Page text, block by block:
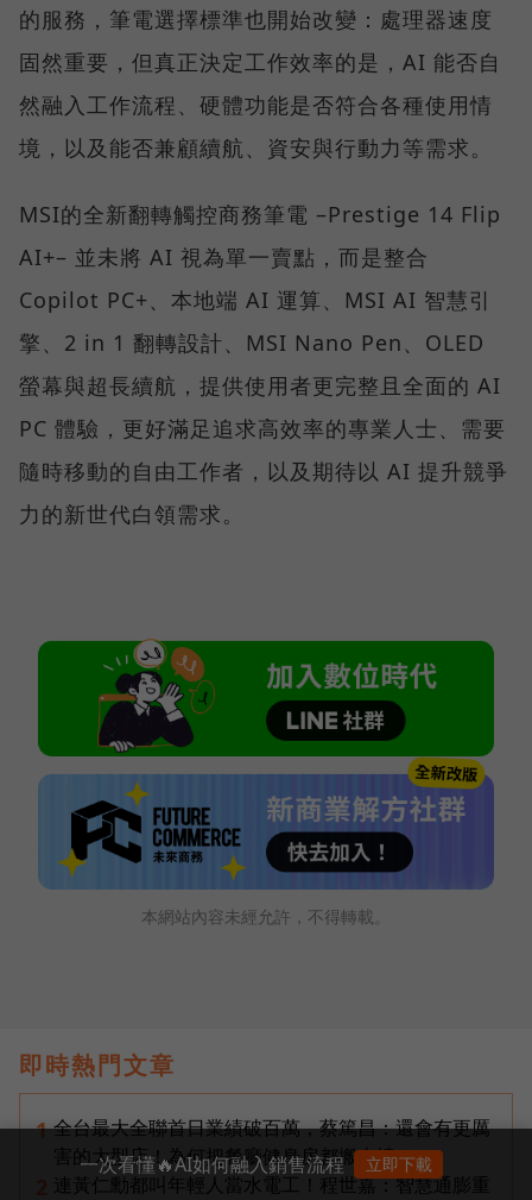
的服務，筆電選擇標準也開始改變：處理器速度
固然重要，但真正決定工作效率的是，AI 能否自
然融入工作流程、硬體功能是否符合各種使用情
境，以及能否兼顧續航、資安與行動力等需求。
MSI的全新翻轉觸控商務筆電 –Prestige 14 Flip
AI+– 並未將 AI 視為單一賣點，而是整合
Copilot PC+、本地端 AI 運算、MSI AI 智慧引
擎、2 in 1 翻轉設計、MSI Nano Pen、OLED
螢幕與超長續航，提供使用者更完整且全面的 AI
PC 體驗，更好滿足追求高效率的專業人士、需要
隨時移動的自由工作者，以及期待以 AI 提升競爭
力的新世代白領需求。
本網站內容未經允許，不得轉載。
即時熱門文章
1 全台最大全聯首日業績破百萬，蔡篤昌：還會有更厲
害的大型店！為何把餐廳健身房都搬上樓？
連黃仁勳都叫年輕人當水電工！程世嘉：智慧通膨重
一次看懂🔥AI如何融入銷售流程 立即下載